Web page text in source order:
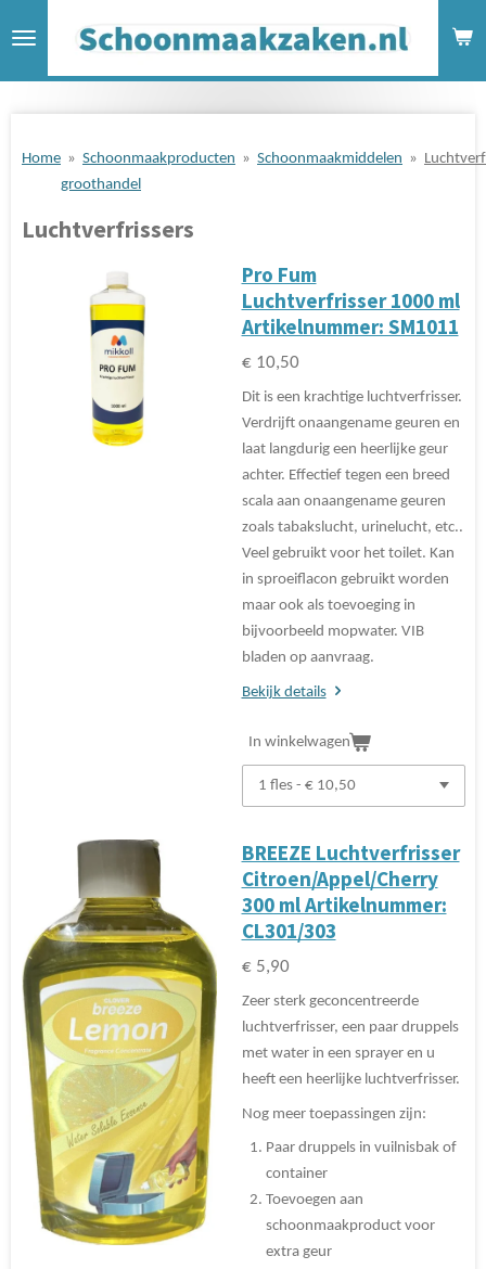
direct
Home » Schoonmaakproducten
groothandel
» Schoonmaakmiddelen »
Luchtverfrissers
Pro Fum
Luchtverfrisser 1000 ml
Artikelnummer: SM1011
€ 10,50
Dit is een krachtige luchtverfrisser.
Verdrijft onaangename geuren en
laat langdurig een heerlijke geur
achter. Effectief tegen een breed
scala aan onaangename geuren
zoals tabakslucht, urinelucht, etc..
Veel gebruikt voor het toilet. Kan
in sproeiflacon gebruikt worden
maar ook als toevoeging in
bijvoorbeeld mopwater. VIB
bladen op aanvraag.
Bekijk details
In winkelwagen
BREEZE Luchtverfrisser
Citroen/Appel/Cherry
300 ml Artikelnummer:
CL301/303
€ 5,90
Zeer sterk geconcentreerde
luchtverfrisser, een paar druppels
met water in een sprayer en u
heeft een heerlijke luchtverfrisser.
Nog meer toepassingen zijn:
Paar druppels in vuilnisbak of
container
Toevoegen aan
schoonmaakproduct voor
extra geur